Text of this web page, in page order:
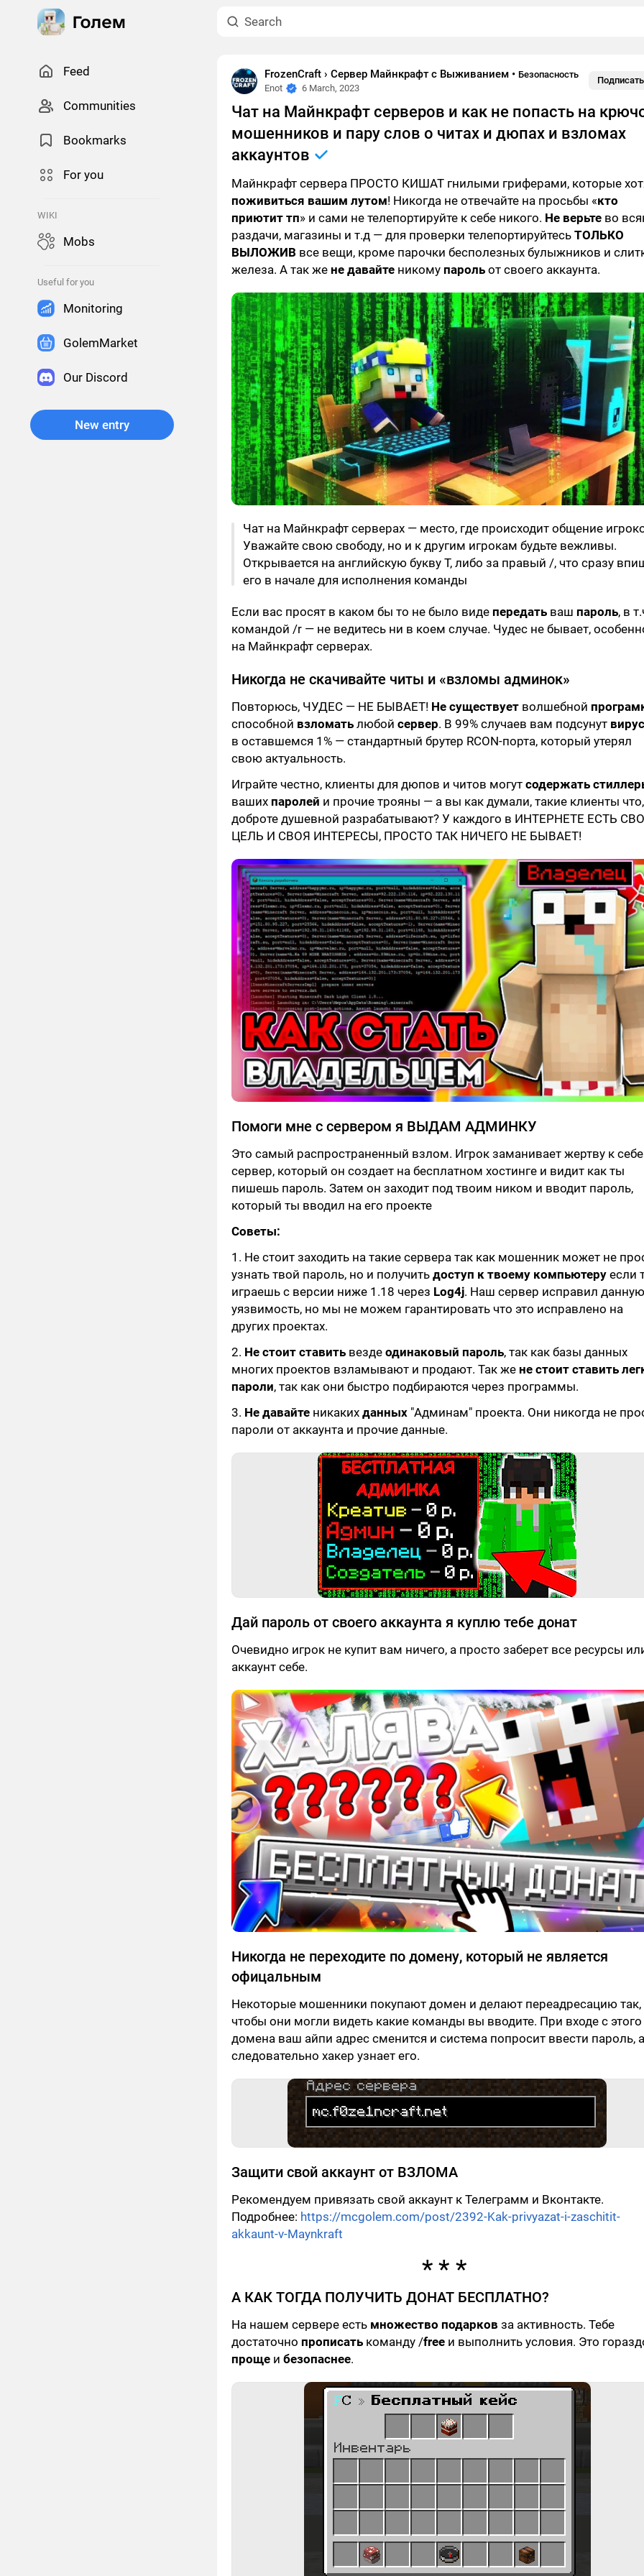
Feed
Сommunities
Bookmarks
For you
WIKI
Mobs
Useful for you
Monitoring
GolemMarket
Our Discord
New entry
FrozenCraft › Сервер Майнкрафт с Выживанием • Безопасность
Enot
6 March, 2023
Чат на Майнкрафт серверов и как не попасть на
мошенников и пару слов о читах и дюпах и взломах
аккаунтов
Майнкрафт сервера ПРОСТО КИШАТ гнилыми гриферами, которые
поживиться вашим лутом! Никогда не отвечайте на просьбы «кто
приютит тп» и сами не телепортируйте к себе никого. Не верьте во
раздачи, магазины и т.д — для проверки телепортируйтесь ТОЛЬКО
ВЫЛОЖИВ все вещи, кроме парочки бесполезных булыжников и
железа. А так же не давайте никому пароль от своего аккаунта.
Чат на Майнкрафт серверах — место, где происходит общение
Уважайте свою свободу, но и к другим игрокам будьте вежливы.
Открывается на английскую букву T, либо за правый /, что сразу
его в начале для исполнения команды
Если вас просят в каком бы то не было виде передать ваш пароль, в
командой /r — не ведитесь ни в коем случае. Чудес не бывает,
на Майнкрафт серверах.
Никогда не скачивайте читы и «взломы админок»
Повторюсь, ЧУДЕС — НЕ БЫВАЕТ! Не существует волшебной
способной взломать любой сервер. В 99% случаев вам подсунут
в оставшемся 1% — стандартный брутер RCON-порта, который утерял
свою актуальность.
Играйте честно, клиенты для дюпов и читов могут содержать
ваших паролей и прочие трояны — а вы как думали, такие клиенты
доброте душевной разрабатывают? У каждого в ИНТЕРНЕТЕ ЕСТЬ
ЦЕЛЬ И СВОЯ ИНТЕРЕСЫ, ПРОСТО ТАК НИЧЕГО НЕ БЫВАЕТ!
Помоги мне с сервером я ВЫДАМ АДМИНКУ
Это самый распространенный взлом. Игрок заманивает жертву к
сервер, который он создает на бесплатном хостинге и видит как ты
пишешь пароль. Затем он заходит под твоим ником и вводит пароль,
который ты вводил на его проекте
Советы:
1. Не стоит заходить на такие сервера так как мошенник может не
узнать твой пароль, но и получить доступ к твоему компьютеру если
играешь с версии ниже 1.18 через Log4j. Наш сервер исправил данную
уязвимость, но мы не можем гарантировать что это исправлено на
других проектах.
2. Не стоит ставить везде одинаковый пароль, так как базы данных
многих проектов взламывают и продают. Так же не стоит ставить
пароли, так как они быстро подбираются через программы.
3. Не давайте никаких данных "Админам" проекта. Они никогда не
пароли от аккаунта и прочие данные.
Дай пароль от своего аккаунта я куплю тебе донат
Очевидно игрок не купит вам ничего, а просто заберет все ресурсы
аккаунт себе.
Никогда не переходите по домену, который не является
офицальным
Некоторые мошенники покупают домен и делают переадресацию так,
чтобы они могли видеть какие команды вы вводите. При входе с этого
домена ваш айпи адрес сменится и система попросит ввести пароль, а
следовательно хакер узнает его.
Защити свой аккаунт от ВЗЛОМА
Рекомендуем привязать свой аккаунт к Телеграмм и Вконтакте.
Подробнее: https://mcgolem.com/post/2392-Kak-privyazat-i-zaschitit-
akkaunt-v-Maynkraft
А КАК ТОГДА ПОЛУЧИТЬ ДОНАТ БЕСПЛАТНО?
На нашем сервере есть множество подарков за активность. Тебе
достаточно прописать команду /free и выполнить условия. Это
проще и безопаснее.